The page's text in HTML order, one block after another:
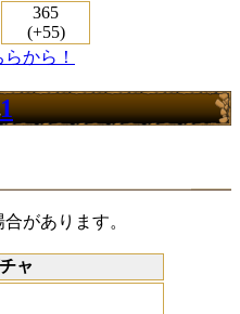
365
(+55)
から！
1
があります。
ャ